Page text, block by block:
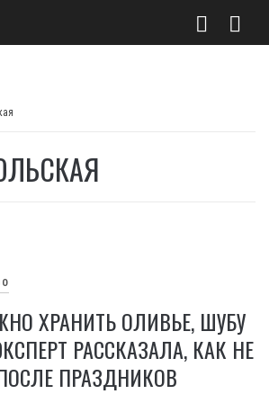
ХРАНИТЬ ОЛИВЬЕ, ШУБУ
РАССКАЗАЛА, КАК НЕ
ПРАЗДНИКОВ